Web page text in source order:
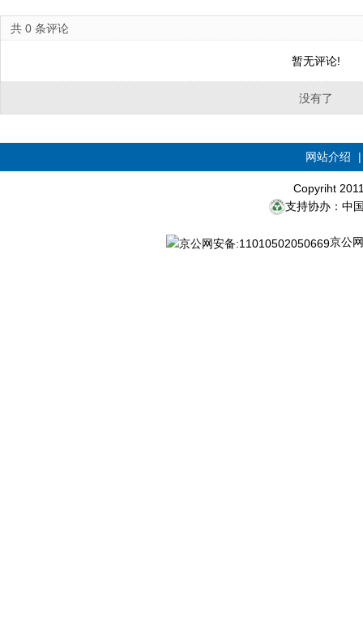
共 0 条评论
暂无评论!
没有了
网站介绍
Copyriht
支持协办：中
京公